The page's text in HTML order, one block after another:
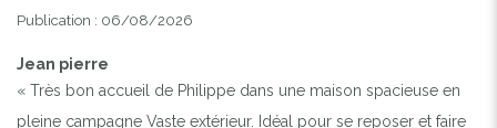
Publication : 06/08/2026
Jean pierre
« Très bon accueil de Philippe dans une maison spacieuse en
pleine campagne Vaste extérieur. Idéal pour se reposer et faire